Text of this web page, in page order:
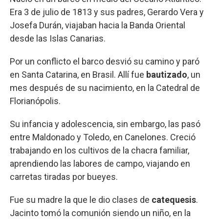
Era 3 de julio de 1813 y sus padres, Gerardo Vera y
Josefa Durán, viajaban hacia la Banda Oriental
desde las Islas Canarias.
Por un conflicto el barco desvió su camino y paró
en Santa Catarina, en Brasil. Allí fue bautizado, un
mes después de su nacimiento, en la Catedral de
Florianópolis.
Su infancia y adolescencia, sin embargo, las pasó
entre Maldonado y Toledo, en Canelones. Creció
trabajando en los cultivos de la chacra familiar,
aprendiendo las labores de campo, viajando en
carretas tiradas por bueyes.
Fue su madre la que le dio clases de catequesis.
Jacinto tomó la comunión siendo un niño, en la